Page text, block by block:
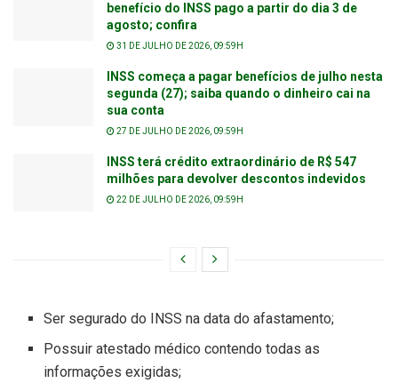
benefício do INSS pago a partir do dia 3 de
agosto; confira
31 DE JULHO DE 2026, 09:59H
INSS começa a pagar benefícios de julho nesta
segunda (27); saiba quando o dinheiro cai na
sua conta
27 DE JULHO DE 2026, 09:59H
INSS terá crédito extraordinário de R$ 547
milhões para devolver descontos indevidos
22 DE JULHO DE 2026, 09:59H
Ser segurado do INSS na data do afastamento;
Possuir atestado médico contendo todas as
informações exigidas;